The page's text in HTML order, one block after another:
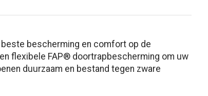
bescherming en comfort op de
flexibele FAP® doortrapbescherming om uw
duurzaam en bestand tegen zware